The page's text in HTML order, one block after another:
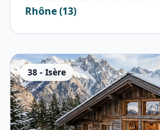
Rhône(13)
38 - Isère